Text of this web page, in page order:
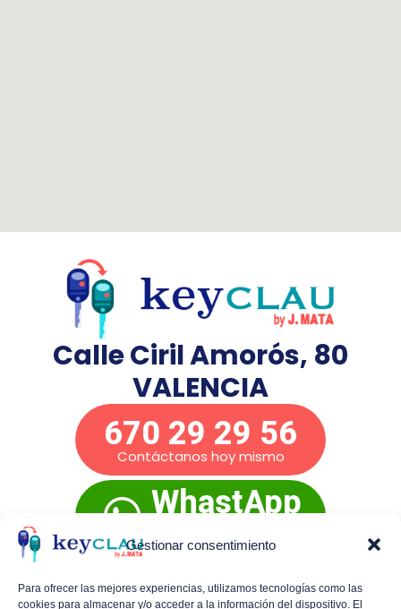
Gestionar consentimiento
Para ofrecer las mejores experiencias, utilizamos tecnologías como las
cookies para almacenar y/o acceder a la información del dispositivo. El
Calle Ciril Amorós, 80
VALENCIA
670 29 29 56
Contáctanos hoy mismo
WhastApp
inmediato